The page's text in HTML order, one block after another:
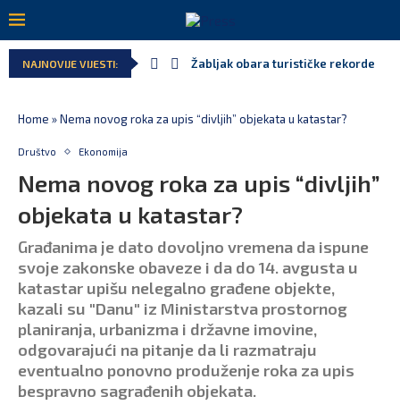
NAJNOVIJE VIJESTI: Žabljak obara turističke rekorde
Home »Nema novog roka za upis “divljih” objekata u katastar?
Društvo Ekonomija
Nema novog roka za upis “divljih”
objekata u katastar?
Građanima je dato dovoljno vremena da ispune
svoje zakonske obaveze i da do 14. avgusta u
katastar upišu nelegalno građene objekte,
kazali su "Danu" iz Ministarstva prostornog
planiranja, urbanizma i državne imovine,
odgovarajući na pitanje da li razmatraju
eventualno ponovno produženje roka za upis
bespravno sagrađenih objekata.